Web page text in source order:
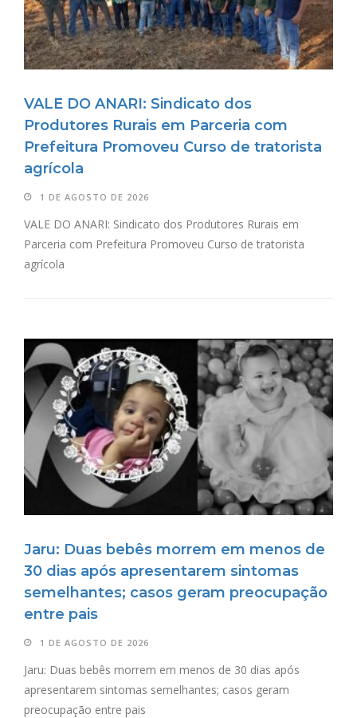
VALE DO ANARI: Sindicato dos
Produtores Rurais em Parceria com
Prefeitura Promoveu Curso de tratorista
agrícola
1 DE AGOSTO DE 2026
VALE DO ANARI: Sindicato dos Produtores Rurais em
Parceria com Prefeitura Promoveu Curso de tratorista
agrícola
Jaru: Duas bebês morrem em menos de
30 dias após apresentarem sintomas
semelhantes; casos geram preocupação
entre pais
1 DE AGOSTO DE 2026
Jaru: Duas bebês morrem em menos de 30 dias após
apresentarem sintomas semelhantes; casos geram
preocupação entre pais